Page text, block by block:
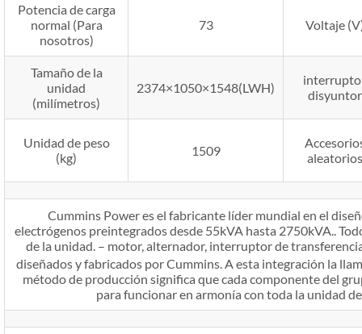
Potencia de carga
normal (Para
nosotros)
73 Voltaje
Tamaño de la
unidad
(milímetros)
2374×1050×1548(LWH)
disyuntor
Unidad de peso
(kg)
1509
aleatorios
Cummins Power es el fabricante líder mundial en el
electrógenos preintegrados desde 55kVA hasta 2750kVA..
de la unidad. – motor, alternador, interruptor de
diseñados y fabricados por Cummins. A esta integración la
método de producción significa que cada componente del
para funcionar en armonía con toda la unidad